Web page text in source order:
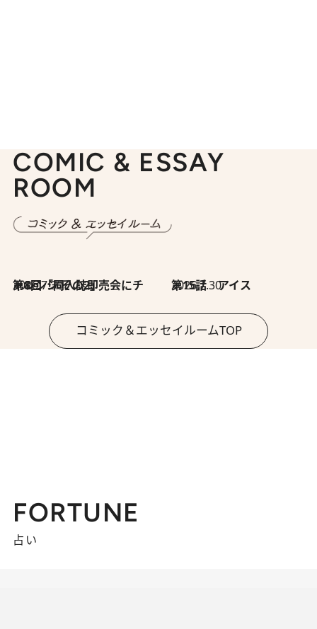
COMIC & ESSAY
ROOM
2026.7.30
第8回「同人誌即売会にチャレンジ その2」 2026.7.30
第15話 アイス
コミック＆エッセイルームTOP
FORTUNE
占い